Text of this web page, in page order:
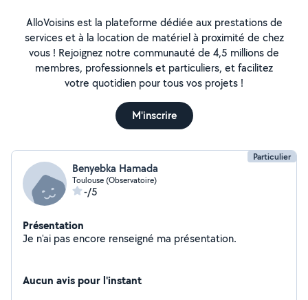
AlloVoisins est la plateforme dédiée aux prestations de
services et à la location de matériel à proximité de chez
vous ! Rejoignez notre communauté de 4,5 millions de
membres, professionnels et particuliers, et facilitez
votre quotidien pour tous vos projets !
M'inscrire
Particulier
Benyebka Hamada
Toulouse (Observatoire)
-/5
Présentation
Je n'ai pas encore renseigné ma présentation.
Aucun avis pour l'instant